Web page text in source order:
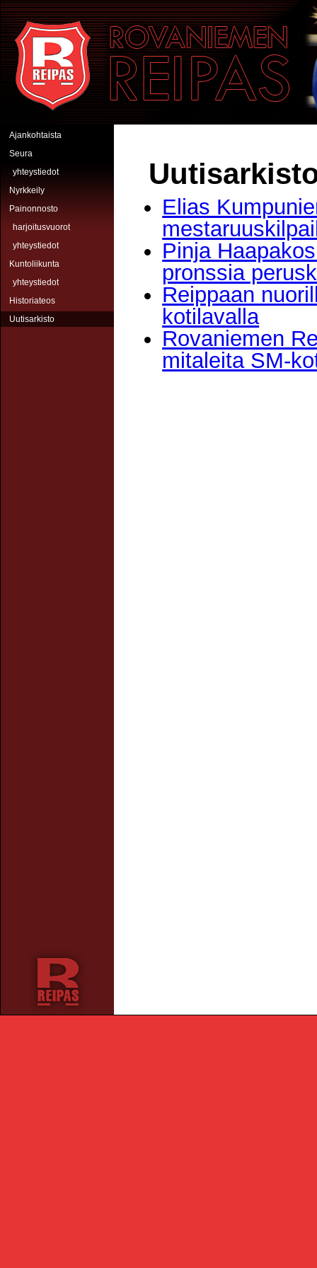
Hyppää pääsisältöön
Rovaniemen Reipas
Ajankohtaista
Seura
yhteystiedot
Nyrkkeily
Painonnosto
harjoitusvuorot
yhteystiedot
Kuntoliikunta
yhteystiedot
Historiateos
Uutisarkisto
Elias
Pinja
pronssia
Reippaan
kotilavalla
Rovaniemen
mitaleita SM-